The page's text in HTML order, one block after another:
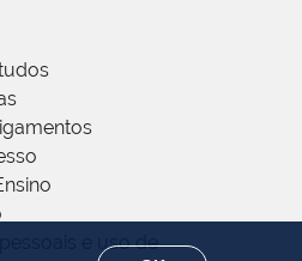
e uso de